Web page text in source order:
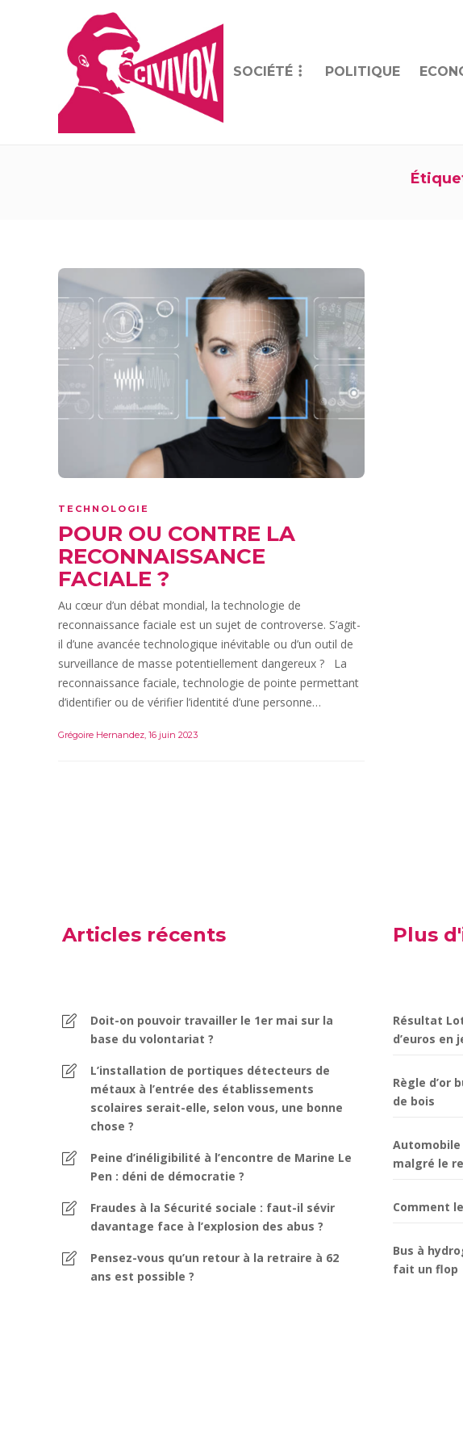
SOCIÉTÉ POLITIQUE
TECHNOLOGIE
POUR OU CONTRE LA
RECONNAISSANCE
FACIALE ?
Au cœur d’un débat mondial, la technologie de
reconnaissance faciale est un sujet de controverse. S’agit-
il d’une avancée technologique inévitable ou d’un outil de
surveillance de masse potentiellement dangereux ? La
reconnaissance faciale, technologie de pointe permettant
d’identifier ou de vérifier l’identité d’une personne…
Grégoire Hernandez, 16 juin 2023
Articles récents
Doit-on pouvoir travailler le 1er mai sur la
base du volontariat ?
L’installation de portiques détecteurs de
métaux à l’entrée des établissements
scolaires serait-elle, selon vous, une bonne
chose ?
Peine d’inéligibilité à l’encontre de Marine Le
Pen : déni de démocratie ?
Fraudes à la Sécurité sociale : faut-il sévir
davantage face à l’explosion des abus ?
Pensez-vous qu’un retour à la retraire à 62
ans est possible ?
Plus
Résultat
d’euros en
Règle d’or
de bois
Automobile
malgré le
Comment
Bus à
fait un flop